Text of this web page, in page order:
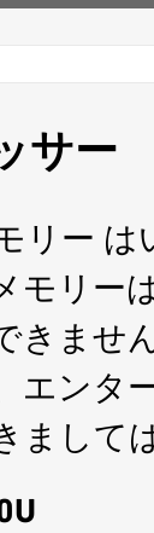
サ
リー は
モリー
きません
エン
まして